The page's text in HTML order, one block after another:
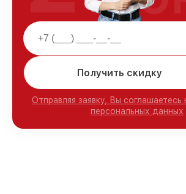
Получить скидку
Отправляя заявку, Вы
персональных данных